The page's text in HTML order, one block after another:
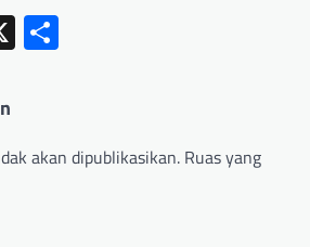
X
akan dipublikasikan. Ruas yang